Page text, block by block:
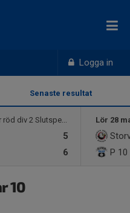
Logga in
Senaste resultat
3 2010/2011
5
6
Lör 28
P 10
10